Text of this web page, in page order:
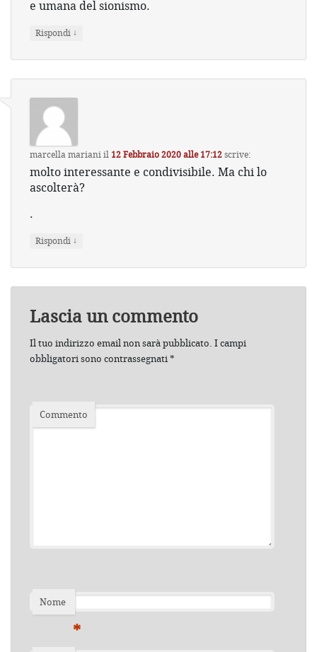
e umana del sionismo.
Rispondi ↓
marcella marianiil12 Febbraio 2020 alle 17:12scrive:
molto interessante e condivisibile. Ma chi lo
ascolterà?
.
Rispondi ↓
Lascia un commento
Il tuo indirizzo email non sarà pubblicato. I campi
obbligatori sono contrassegnati*
Commento
Nome
*